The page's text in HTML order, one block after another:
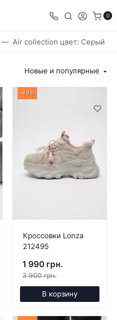
0
Air collection цвет: Серый
Новые и популярные
-49%
Кроссовки Lonza
212495
1 990 грн.
3 900 грн.
В корзину